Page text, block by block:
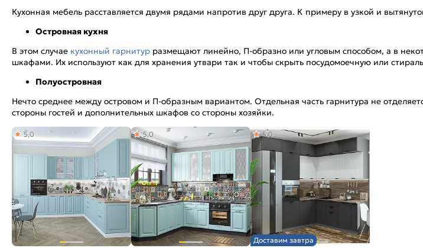
Кухонная мебель расставляется двумя рядами напротив друг друга. К примеру в узкой и
Островная кухня
В этом случае кухонный гарнитур размещают линейно, П-образно или угловым способом, а в
шкафами. Их используют как для хранения утвари так и чтобы скрыть посудомоечную или
Полуостровная
Нечто среднее между островом и П-образным вариантом. Отдельная часть гарнитура не
стороны гостей и дополнительных шкафов со стороны хозяйки.
5,0 5,0
Доставим завтра
5,0